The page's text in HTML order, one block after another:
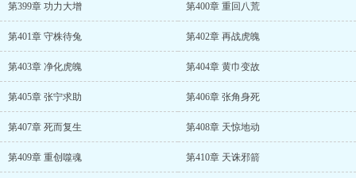
第399章 功力大增 第400章 重回八荒
第401章 守株待兔 第402章 再战虎魄
第403章 净化虎魄 第404章 黄巾变故
第405章 张宁求助 第406章 张角身死
第407章 死而复生 第408章 天惊地动
第409章 重创噬魂 第410章 天诛邪箭